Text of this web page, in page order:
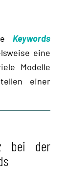
Keywords
eine
Modelle
einer
bei der